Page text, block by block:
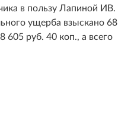
в пользу Лапиной ИВ.
ущерба взыскано 68
605 руб. 40 коп., а всего